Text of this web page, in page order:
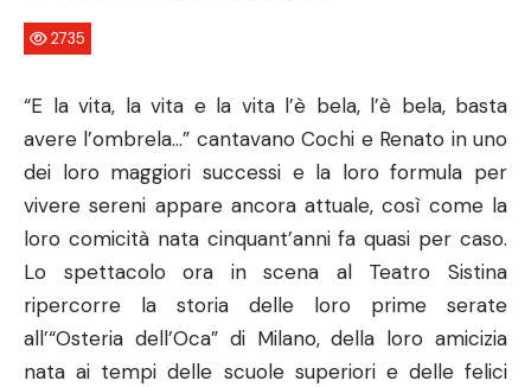
2735
“E la vita, la vita e la vita l’è bela, l’è bela, basta
avere l’ombrela…” cantavano Cochi e Renato in uno
dei loro maggiori successi e la loro formula per
vivere sereni appare ancora attuale, così come la
loro comicità nata cinquant’anni fa quasi per caso.
Lo spettacolo ora in scena al Teatro Sistina
ripercorre la storia delle loro prime serate
all’“Osteria dell’Oca” di Milano, della loro amicizia
nata ai tempi delle scuole superiori e delle felici